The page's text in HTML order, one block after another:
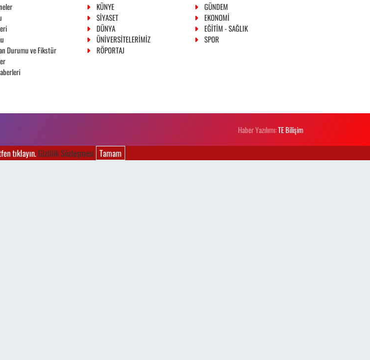
Durumu ve Fikstür
KÜNYE
GÜNDEM
SİYASET
EKONOMİ
DÜNYA
EĞİTİM - SAĞLIK
ÜNİVERSİTELERİMİZ
SPOR
RÖPORTAJ
Haber Yazılımı:TE Bilişim
tıklayın.Gizlilik Sözleşmesi Tamam